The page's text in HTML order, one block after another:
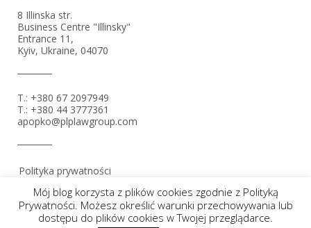
8 Illinska str.
Business Centre "Illinsky"
Entrance 11,
Kyiv, Ukraine, 04070
T.: +380 67 2097949
T.: +380 44 3777361
apopko@plplawgroup.com
Polityka prywatności
Mój blog korzysta z plików cookies zgodnie z Polityką
Prywatności. Możesz określić warunki przechowywania lub
dostępu do plików cookies w Twojej przeglądarce.